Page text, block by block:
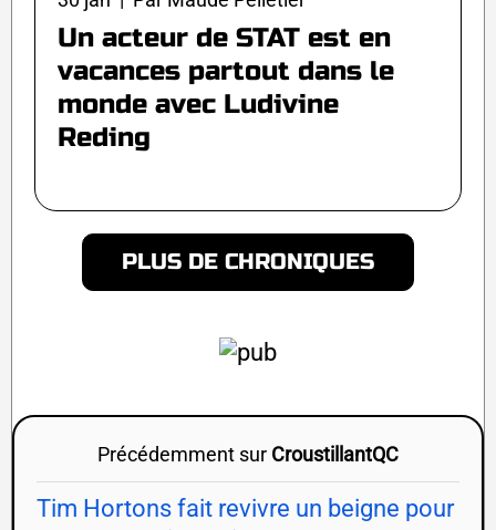
Un acteur de STAT est en
vacances partout dans le
monde avec Ludivine
Reding
PLUS DE CHRONIQUES
Précédemment sur CroustillantQC
Tim Hortons fait revivre un beigne pour